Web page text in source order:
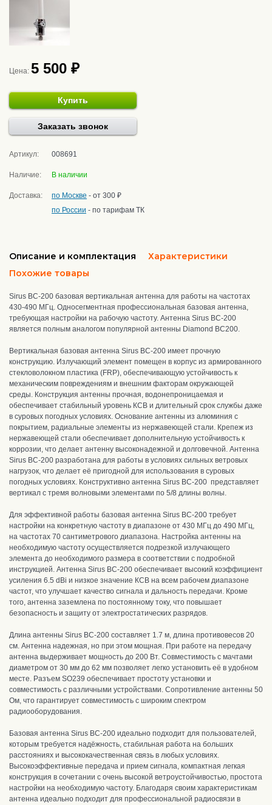
Цена: 5 500 ₽
Купить
Заказать звонок
Артикул: 008691
Наличие: В наличии
Доставка: по Москве - от 300 ₽
по России - по тарифам ТК
Описание и комплектация
Характеристики
Похожие товары
Sirus BC-200 базовая вертикальная антенна для работы на частотах
430-490 МГц. Односегментная профессиональная базовая антенна,
требующая настройки на рабочую частоту. Антенна Sirus BC-200
является полным аналогом популярной антенны Diamond BC200.
Вертикальная базовая антенна Sirus BC-200 имеет прочную
конструкцию. Излучающий элемент помещен в корпус из армированного
стекловолокном пластика (FRP), обеспечивающую устойчивость к
механическим повреждениям и внешним факторам окружающей
среды. Конструкция антенны прочная, водонепроницаемая и
обеспечивает стабильный уровень КСВ и длительный срок службы даже
в суровых погодных условиях. Основание антенны из алюминия с
покрытием, радиальные элементы из нержавеющей стали. Крепеж из
нержавеющей стали обеспечивает дополнительную устойчивость к
коррозии, что делает антенну высоконадежной и долговечной. Антенна
Sirus BC-200 разработана для работы в условиях сильных ветровых
нагрузок, что делает её пригодной для использования в суровых
погодных условиях. Конструктивно антенна Sirus BC-200 представляет
вертикал с тремя волновыми элементами по 5/8 длины волны.
Для эффективной работы базовая антенна Sirus BC-200 требует
настройки на конкретную частоту в диапазоне от 430 МГц до 490 МГц,
на частотах 70 сантиметрового диапазона. Настройка антенны на
необходимую частоту осуществляется подрезкой излучающего
элемента до необходимого размера в соответствии с подробной
инструкцией. Антенна Sirus BC-200 обеспечивает высокий коэффициент
усиления 6.5 dBi и низкое значение КСВ на всем рабочем диапазоне
частот, что улучшает качество сигнала и дальность передачи. Кроме
того, антенна заземлена по постоянному току, что повышает
безопасность и защиту от электростатических разрядов.
Длина антенны Sirus BC-200 составляет 1.7 м, длина противовесов 20
см. Антенна надежная, но при этом мощная. При работе на передачу
антенна выдерживает мощность до 200 Вт. Совместимость с мачтами
диаметром от 30 мм до 62 мм позволяет легко установить её в удобном
месте. Разъем SO239 обеспечивает простоту установки и
совместимость с различными устройствами. Сопротивление антенны 50
Ом, что гарантирует совместимость с широким спектром
радиооборудования.
Базовая антенна Sirus BC-200 идеально подходит для пользователей,
которым требуется надёжность, стабильная работа на больших
расстояниях и высококачественная связь в любых условиях.
Высокоэффективные передача и прием сигнала, компактная легкая
конструкция в сочетании с очень высокой ветроустойчивостью, простота
настройки на необходимую частоту. Благодаря своим характеристикам
антенна идеально подходит для профессиональной радиосвязи в